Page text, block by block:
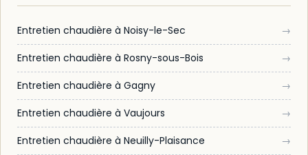
Entretien chaudière à Noisy-le-Sec
→
Entretien chaudière à Rosny-sous-Bois
→
Entretien chaudière à Gagny
→
Entretien chaudière à Vaujours
→
Entretien chaudière à Neuilly-Plaisance
→